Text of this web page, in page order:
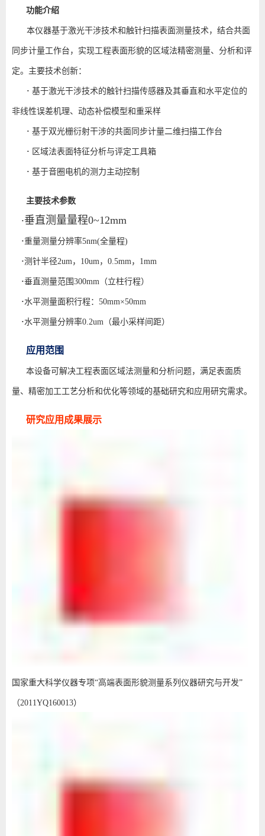
功能介绍
本仪器基于激光干涉技术和触针扫描表面测量技术，结合共面
同步计量工作台，实现工程表面形貌的区域法精密测量、分析和评
定。主要技术创新：
· 基于激光干涉技术的触针扫描传感器及其垂直和水平定位的
非线性误差机理、动态补偿模型和重采样
· 基于双光栅衍射干涉的共面同步计量二维扫描工作台
· 区域法表面特征分析与评定工具箱
· 基于音圈电机的测力主动控制
主要技术参数
·垂直测量量程0~12mm
·重量测量分辨率5nm(全量程)
·测针半径2um，10um，0.5mm，1mm
·垂直测量范围300mm（立柱行程）
·水平测量面积行程：50mm×50mm
·水平测量分辨率0.2um（最小采样间距）
应用范围
本设备可解决工程表面区域法测量和分析问题，满足表面质
量、精密加工工艺分析和优化等领域的基础研究和应用研究需求。
研究应用成果展示
国家重大科学仪器专项“高端表面形貌测量系列仪器研究与开发”
（2011YQ160013）